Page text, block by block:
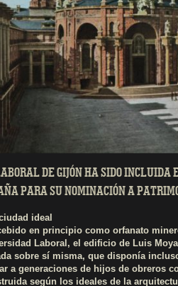
DE GIJÓN HA SIDO
PARA SU NOMINACIÓN A
ideal
en principio como orfanato
Laboral, el edificio de Luis
sobre sí misma, que disponía
a generaciones de hijos de obreros
según los ideales de la